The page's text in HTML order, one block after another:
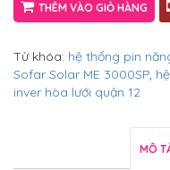
THÊM VÀO GIỎ HÀNG
Từ khóa: hệ thống pin
Sofar Solar ME 3000SP,
inver hòa lưới quận 12
MÔ